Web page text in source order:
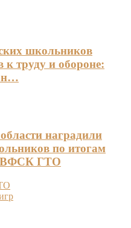
школьников
к труду и обороне:
наградили
по итогам
ВФСК ГТО